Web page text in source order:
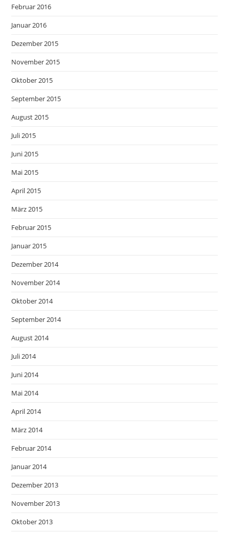
Februar 2016
Januar 2016
Dezember 2015
November 2015
Oktober 2015
September 2015
August 2015
Juli 2015
Juni 2015
Mai 2015
April 2015
März 2015
Februar 2015
Januar 2015
Dezember 2014
November 2014
Oktober 2014
September 2014
August 2014
Juli 2014
Juni 2014
Mai 2014
April 2014
März 2014
Februar 2014
Januar 2014
Dezember 2013
November 2013
Oktober 2013